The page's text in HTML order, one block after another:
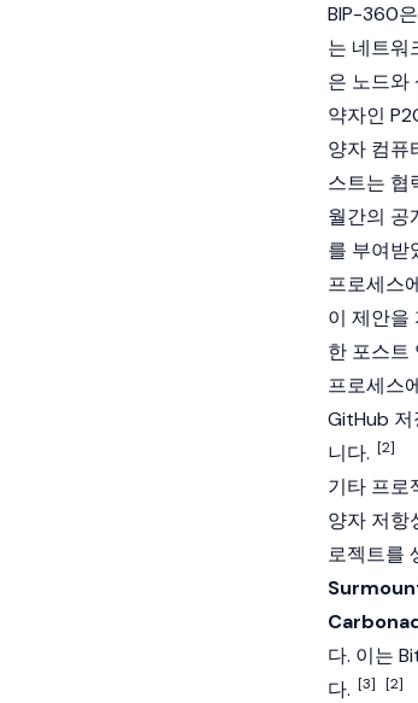
BIP-360은
는 네트워
은 노드
약자인
양자 컴퓨
스트는 협
월간의 공
를 부여받
프로세스
이 제안을
한 포스트
프로세스
GitHub 저
니다. [2]
기타 프로
양자 저항
로젝트를
다. 이는
다. [3] [2]